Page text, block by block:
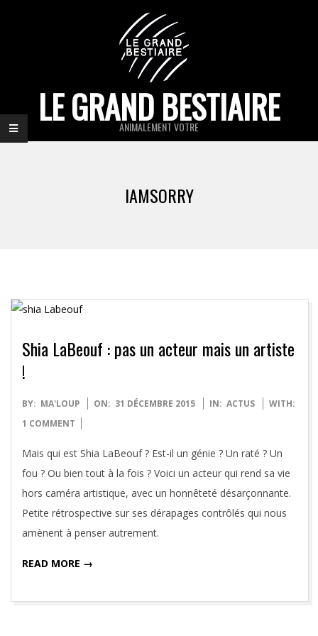
LE GRAND BESTIAIRE
ANIMALEMENT VOTRE
IAMSORRY
Shia LaBeouf : pas un acteur mais un artiste
!
2015-
12-
BY: MA'LOUP ON: 31 DÉCEMBRE 2015 IN: ACTUS
WITH:
1 COMMENT
Mais qui est Shia LaBeouf ? Est-il un génie ? Un raté ? Un
fou ? Ou bien tout à la fois ? Voici un acteur qui rend sa vie
hors caméra artistique, avec un honnêteté désarçonnante.
Petite rétrospective sur ses dérapages contrôlés qui nous
amènent à penser autrement.
READ MORE →